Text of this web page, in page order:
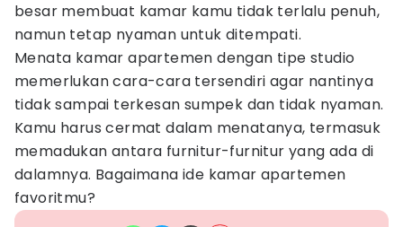
besar membuat kamar kamu tidak terlalu penuh,
namun tetap nyaman untuk ditempati.
Menata kamar apartemen dengan tipe studio
memerlukan cara-cara tersendiri agar nantinya
tidak sampai terkesan sumpek dan tidak nyaman.
Kamu harus cermat dalam menatanya, termasuk
memadukan antara furnitur-furnitur yang ada di
dalamnya. Bagaimana ide kamar apartemen
favoritmu?